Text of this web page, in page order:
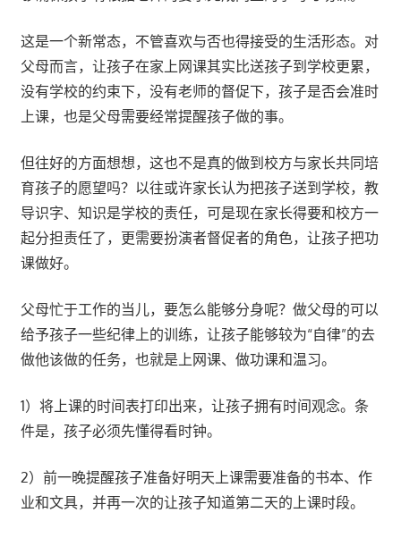
这是一个新常态，不管喜欢与否也得接受的生活形态。对
父母而言，让孩子在家上网课其实比送孩子到学校更累，
没有学校的约束下，没有老师的督促下，孩子是否会准时
上课，也是父母需要经常提醒孩子做的事。
但往好的方面想想，这也不是真的做到校方与家长共同培
育孩子的愿望吗？以往或许家长认为把孩子送到学校，教
导识字、知识是学校的责任，可是现在家长得要和校方一
起分担责任了，更需要扮演者督促者的角色，让孩子把功
课做好。
父母忙于工作的当儿，要怎么能够分身呢？做父母的可以
给予孩子一些纪律上的训练，让孩子能够较为“自律”的去
做他该做的任务，也就是上网课、做功课和温习。
1）将上课的时间表打印出来，让孩子拥有时间观念。条
件是，孩子必须先懂得看时钟。
2）前一晚提醒孩子准备好明天上课需要准备的书本、作
业和文具，并再一次的让孩子知道第二天的上课时段。